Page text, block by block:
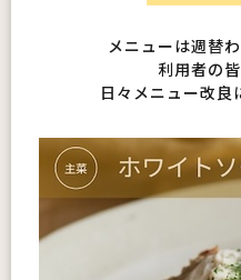
メニューは週替
利用者の
日々メニュー改良